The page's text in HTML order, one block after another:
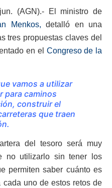
(AGN).- El ministro de
Menkos, detalló en una
tres propuestas claves del
en el Congreso de la
vamos a utilizar
para caminos
construir el
que traen
del tesoro será muy
no utilizarlo sin tener los
permiten saber cuánto es
uno de estos retos de